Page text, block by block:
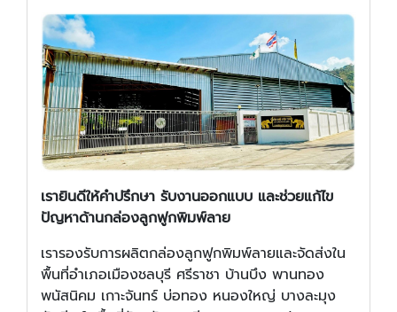
เรายินดีให้คำปรึกษา รับงานออกแบบ และช่วยแก้ไข
ปัญหาด้านกล่องลูกฟูกพิมพ์ลาย
เรารองรับการผลิตกล่องลูกฟูกพิมพ์ลายและจัดส่งใน
พื้นที่อำเภอเมืองชลบุรี ศรีราชา บ้านบึง พานทอง
พนัสนิคม เกาะจันทร์ บ่อทอง หนองใหญ่ บางละมุง